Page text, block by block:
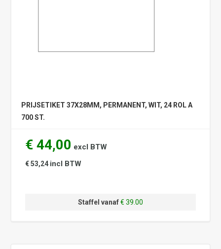
PRIJSETIKET 37X28MM, PERMANENT, WIT, 24 ROL A
700 ST.
€ 44,00 excl BTW
€ 53,24 incl BTW
Staffel vanaf€ 39.00